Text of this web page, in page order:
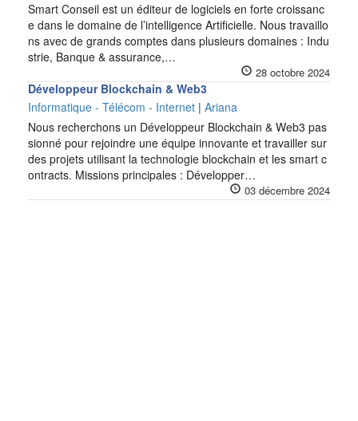
Smart Conseil est un éditeur de logiciels en forte croissanc
e dans le domaine de l’intelligence Artificielle. Nous travaillo
ns avec de grands comptes dans plusieurs domaines : Indu
strie, Banque & assurance,…
28 octobre 2024
Développeur Blockchain & Web3
Informatique - Télécom - Internet | Ariana
Nous recherchons un Développeur Blockchain & Web3 pas
sionné pour rejoindre une équipe innovante et travailler sur
des projets utilisant la technologie blockchain et les smart c
ontracts. Missions principales : Développer…
03 décembre 2024